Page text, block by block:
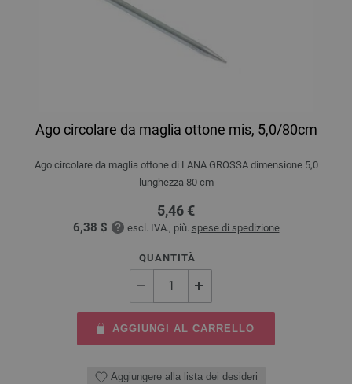
Ago circolare da maglia ottone mis, 5,0/80cm
Ago circolare da maglia ottone di LANA GROSSA dimensione 5,0
lunghezza 80 cm
5,46 €
6,38 $ escl. IVA., più. spese di spedizione
QUANTITÀ
AGGIUNGI AL CARRELLO
Aggiungere alla lista dei desideri